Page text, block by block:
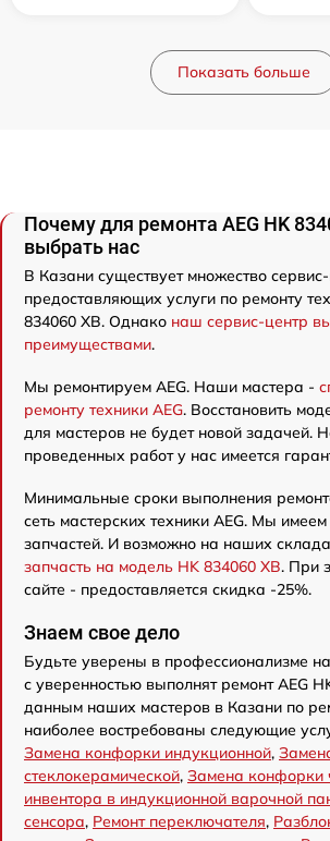
Показать больше
Почему для ремонта AEG HK
выбрать нас
В Казани существует множество
предоставляющих услуги по ремонту
834060 XB. Однако наш сервис-центр
преимуществами.
Мы ремонтируем AEG. Наши мастера -
ремонту техники AEG. Восстановить
для мастеров не будет новой задачей.
проведенных работ у нас имеется
Минимальные сроки выполнения
сеть мастерских техники AEG. Мы
запчастей. И возможно на наших
запчасть на модель HK 834060 XB. При
сайте - предоставляется скидка -25%.
Знаем свое дело
Будьте уверены в профессионализме
с уверенностью выполнят ремонт AEG
данным наших мастеров в Казани по
наиболее востребованы следующие
Замена конфорки индукционной,
стеклокерамической, Замена конфорки
инвентора в индукционной варочной
сенсора, Ремонт переключателя,